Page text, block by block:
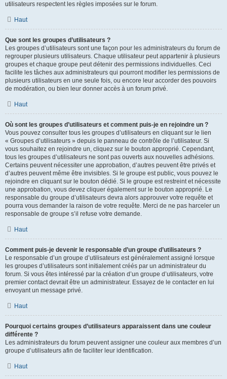
utilisateurs respectent les règles imposées sur le forum.
Haut
Que sont les groupes d’utilisateurs ?
Les groupes d’utilisateurs sont une façon pour les administrateurs du forum de
regrouper plusieurs utilisateurs. Chaque utilisateur peut appartenir à plusieurs
groupes et chaque groupe peut détenir des permissions individuelles. Ceci
facilite les tâches aux administrateurs qui pourront modifier les permissions de
plusieurs utilisateurs en une seule fois, ou encore leur accorder des pouvoirs
de modération, ou bien leur donner accès à un forum privé.
Haut
Où sont les groupes d’utilisateurs et comment puis-je en rejoindre un ?
Vous pouvez consulter tous les groupes d’utilisateurs en cliquant sur le lien
« Groupes d’utilisateurs » depuis le panneau de contrôle de l’utilisateur. Si
vous souhaitez en rejoindre un, cliquez sur le bouton approprié. Cependant,
tous les groupes d’utilisateurs ne sont pas ouverts aux nouvelles adhésions.
Certains peuvent nécessiter une approbation, d’autres peuvent être privés et
d’autres peuvent même être invisibles. Si le groupe est public, vous pouvez le
rejoindre en cliquant sur le bouton dédié. Si le groupe est restreint et nécessite
une approbation, vous devez cliquer également sur le bouton approprié. Le
responsable du groupe d’utilisateurs devra alors approuver votre requête et
pourra vous demander la raison de votre requête. Merci de ne pas harceler un
responsable de groupe s’il refuse votre demande.
Haut
Comment puis-je devenir le responsable d’un groupe d’utilisateurs ?
Le responsable d’un groupe d’utilisateurs est généralement assigné lorsque
les groupes d’utilisateurs sont initialement créés par un administrateur du
forum. Si vous êtes intéressé par la création d’un groupe d’utilisateurs, votre
premier contact devrait être un administrateur. Essayez de le contacter en lui
envoyant un message privé.
Haut
Pourquoi certains groupes d’utilisateurs apparaissent dans une couleur
différente ?
Les administrateurs du forum peuvent assigner une couleur aux membres d’un
groupe d’utilisateurs afin de faciliter leur identification.
Haut